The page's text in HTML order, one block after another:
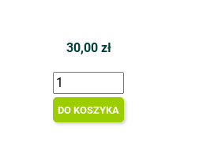
30,00 zł
DO KOSZYKA